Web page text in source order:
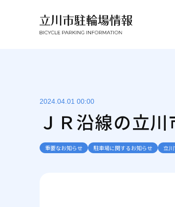
2024.04.01 00:00
ＪＲ沿線の立
重要なお知らせ 駐車場に関するお知らせ 立